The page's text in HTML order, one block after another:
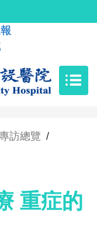
訪總覽 /
重症的